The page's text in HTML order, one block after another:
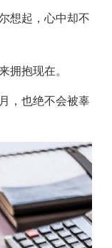
想起，心中却不
抱现在。
，也绝不会被辜